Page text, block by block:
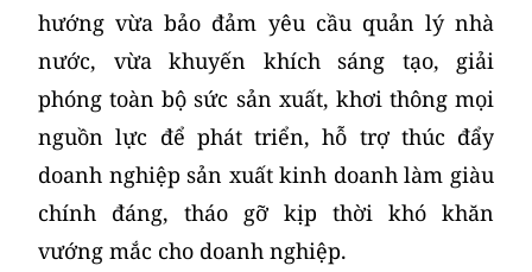
hướng vừa bảo đảm yêu cầu quản lý nhà
nước, vừa khuyến khích sáng tạo, giải
phóng toàn bộ sức sản xuất, khơi thông mọi
nguồn lực để phát triển, hỗ trợ thúc đẩy
doanh nghiệp sản xuất kinh doanh làm giàu
chính đáng, tháo gỡ kịp thời khó khăn
vướng mắc cho doanh nghiệp.